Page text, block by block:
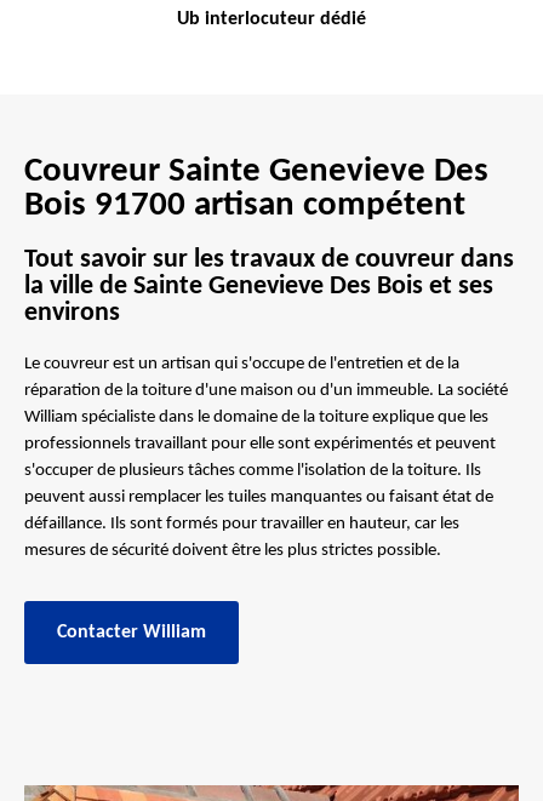
Ub interlocuteur dédié
Couvreur Sainte Genevieve Des
Bois 91700 artisan compétent
Tout savoir sur les travaux de couvreur dans
la ville de Sainte Genevieve Des Bois et ses
environs
Le couvreur est un artisan qui s'occupe de l'entretien et de la
réparation de la toiture d'une maison ou d'un immeuble. La société
William spécialiste dans le domaine de la toiture explique que les
professionnels travaillant pour elle sont expérimentés et peuvent
s'occuper de plusieurs tâches comme l'isolation de la toiture. Ils
peuvent aussi remplacer les tuiles manquantes ou faisant état de
défaillance. Ils sont formés pour travailler en hauteur, car les
mesures de sécurité doivent être les plus strictes possible.
Contacter William